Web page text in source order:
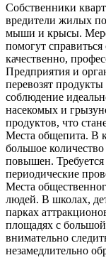
Собственники
вредители жилых
мыши и крысы.
помогут
качественно,
Предприятия и
перевозят
соблюдение
насекомых и
продуктов, что
Места общепита. В
большое
повышен.
периодические
Места
людей. В школах,
парках
площадях с
внимательно
незамедлительно